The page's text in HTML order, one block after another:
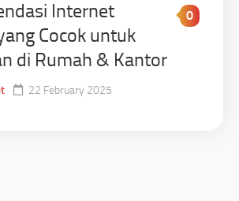
Internet
Cocok untuk
di Rumah & Kantor
0
22 February 2025